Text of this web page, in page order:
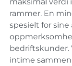
rammer. En
spesielt for sine
bedriftskunder.
intime